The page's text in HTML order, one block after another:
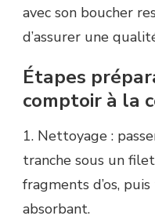
avec son boucher
d’assurer une
Étapes
comptoir à la
1. Nettoyage :
tranche sous un
fragments d’os,
absorbant.